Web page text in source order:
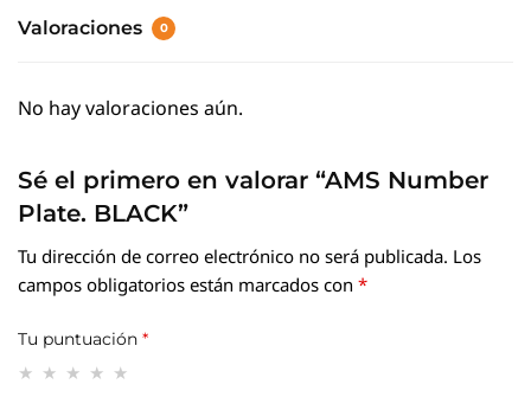
Valoraciones 0
No hay valoraciones aún.
Sé el primero en valorar “AMS Number
Plate. BLACK”
Tu dirección de correo electrónico no será publicada.Los
campos obligatorios están marcados con*
Tu puntuación *